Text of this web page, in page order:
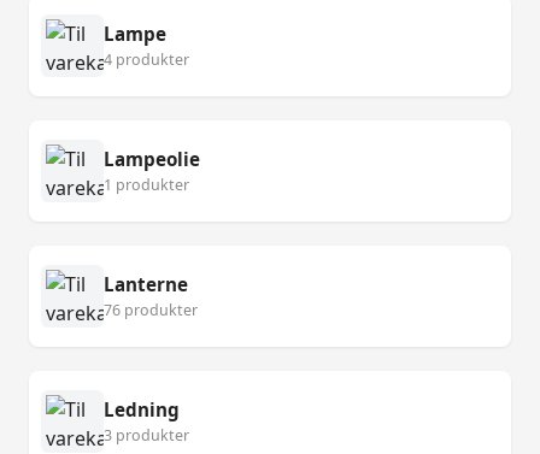
Lampe
4 produkter
Lampeolie
1 produkter
Lanterne
76 produkter
Ledning
3 produkter